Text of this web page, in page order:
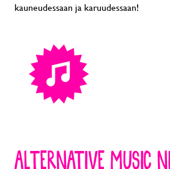
kauneudessaan ja karuudessaan!
ALTERNATIVE MUSIC